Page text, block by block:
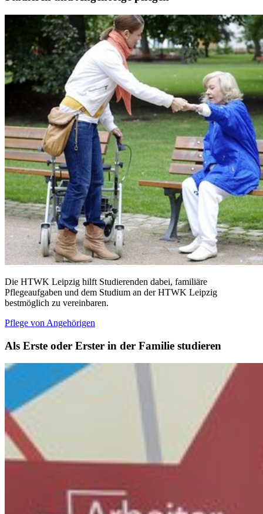
Die HTWK Leipzig hilft Studierenden dabei, familiäre
Pflegeaufgaben und dem Studium an der HTWK Leipzig
bestmöglich zu vereinbaren.
Pflege von Angehörigen
Als Erste oder Erster in der Familie studieren